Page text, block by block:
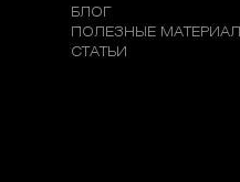
БЛОГ
ПОЛЕЗНЫЕ
СТАТЬИ